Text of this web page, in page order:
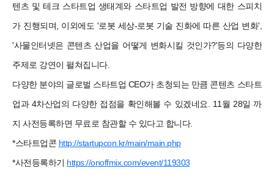
텐츠 및 테크 스타트업 생태계와 스타트업 발전 방향에 대한 스피치
가 진행되며, 이외에도 '로봇 세상-로봇 기술 진화에 따른 산업 변화',
'사물인터넷은 콘텐츠 산업을 어떻게 변화시킬 것인가?'등의 다양한
주제로 강연이 펼쳐집니다.
다양한 분야의 글로벌 스타트업 CEO가 초청되는 만큼 콘텐츠 스타트
업과 4차산업의 다양한 접점을 확인해볼 수 있겠네요. 11월 28일 까
지 사전등록하면 무료로 참관할 수 있다고 합니다.
*스타트업콘 http://startupcon.kr/main/main.php
*사전등록하기 https://onoffmix.com/event/119303